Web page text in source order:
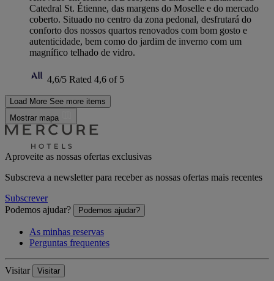
Catedral St. Étienne, das margens do Moselle e do mercado
coberto. Situado no centro da zona pedonal, desfrutará do
conforto dos nossos quartos renovados com bom gosto e
autenticidade, bem como do jardim de inverno com um
magnífico telhado de vidro.
4,6/5 Rated 4,6 of 5
Load More See more items
Mostrar mapa
Aproveite as nossas ofertas exclusivas
Subscreva a newsletter para receber as nossas ofertas mais recentes
Subscrever
Podemos ajudar?
Podemos ajudar?
As minhas reservas
Perguntas frequentes
Visitar Visitar